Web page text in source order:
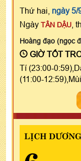
Thứ hai, ngày 5/
Ngày TÂN DẬU ,
Hoàng đạo (ngọc
GIỜ TỐT
Tí (23:00-
(11:00-
LỊCH DƯƠNG